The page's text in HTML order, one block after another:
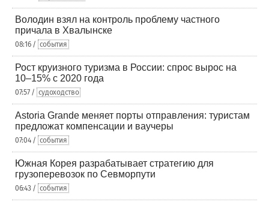
Володин взял на контроль проблему частного
причала в Хвалынске
08:16 / события
Рост круизного туризма в России: спрос вырос на
10–15% с 2020 года
07:57 / судоходство
Astoria Grande меняет порты отправления: туристам
предложат компенсации и ваучеры
07:04 / события
Южная Корея разрабатывает стратегию для
грузоперевозок по Севморпути
06:43 / события